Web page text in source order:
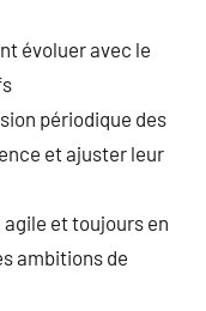
évoluer avec le
périodique des
et ajuster leur
et toujours en
ambitions de